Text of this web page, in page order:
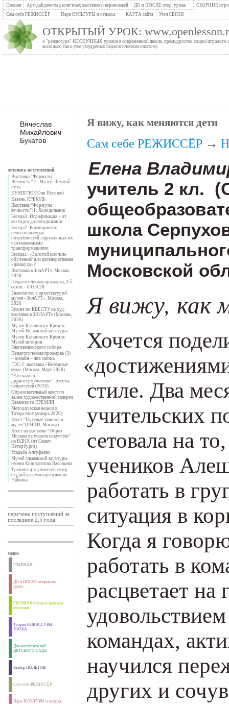
Главная Арт-дайджесты различных выставок и вернисажей ДО и ПОСЛЕ откр. урока
СБОРНИК
Сам себе РЕЖИССЁР
Парк КУЛЬТУРЫ и отдыха КАРТА сайта Узел СВЯЗИ
ОТКРЫТЫЙ УРОК:
о "режиссуре" НЕСКУЧНЫХ уроков в современной школе, премудростях социо/игрового
молодых, так и уже умудрёных педагогическим опытом)
Вячеслав
Михайлович
Букатов
летопись поступлений
Выставка “Формулы
Вечности”:2: Музей. Зимний
путь
КУНШТЮК Оли Пеговой
Казань. КРЕМЛЬ
Выставка “Формулы
вечности”:1: Холодильник
Беседа3: Игрофикация – от
восторга до негодования
Беседа2: В лабиринтах
неосознаваемых
потребностей, окружённых их
осознаваемыми
трансформациями
Беседа1: «Золотой ключик»
обучения? или дегенеративная
«движуха»?
Выставка в ЗилАРТе, Москва
2026
Педагогическая прожарка, 3-й
сезон – 04.04.26
Знакомство с архитектурой
музея «ЗилАРТ». Москва,
2026
Буклет по КВЕСТУ на худ.
выставке в ЗИЛАРТе (Москва,
2026)
Музеи Казанского Кремля:
Музей Исламской культуры
Музеи Казанского Кремля:
Музей истории
Благовещенского собора
Педагогическая прожарка (3)
– онлайн – лит. запись
ГЭС-2: выставка «Нетёмные
века» (Москва, Март 2026)
“Расскажи о
драмогерменевтике”: ответы
нейросетей (2026)
Образовательный квест по
залам художественной галереи
Казанского КРЕМЛЯ
Методическая неделя в
Татарстане (январь 2026)
Квест “Путевые заметки в
музее”(ГМИИ, Москва)
Квест на выставке “Образ
Москвы в русском искусстве”
на ВДНХ (из Санкт-
Петербурга)
Усадьба Алтуфьево
Музей славянской культуры
имени Константина Васильева
Тренинг для учителей театр.
студий на семинаре в школе
Райкина
перечень поступлений за
последние 2,5 года
меню
ГЛАВНАЯ
ДО и ПОСЛЕ открытого
урока
СБОРНИК игровых приемов
обучения
Теория РЕЖИССУРЫ
УРОКА
Для воспитателей
ДЕТСКОГО САДА
Разбор ПОЛЁТОВ
Сам себе РЕЖИССЁР
Парк КУЛЬТУРЫ и отдыха
Я вижу, как меняются дети
Сам себе РЕЖИССЁР→
Елена
учитель 2 кл. (
школа
Московской
Я вижу, как
Хочется
«
стиле. Два
учительских
сетовала на
учеников
работать в
ситуация в
Когда я
работать в
расцветает
командах,
научился
других и